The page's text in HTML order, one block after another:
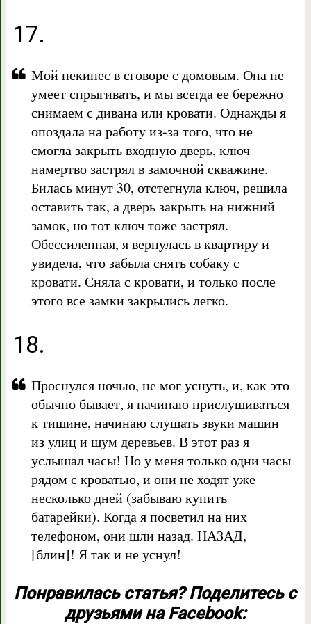
17.
Мой пекинес в сговоре с домовым. Она не
умеет спрыгивать, и мы всегда ее бережно
снимаем с дивана или кровати. Однажды я
опоздала на работу из-за того, что не
смогла закрыть входную дверь, ключ
намертво застрял в замочной скважине.
Билась минут 30, отстегнула ключ, решила
оставить так, а дверь закрыть на нижний
замок, но тот ключ тоже застрял.
Обессиленная, я вернулась в квартиру и
увидела, что забыла снять собаку с
кровати. Сняла с кровати, и только после
этого все замки закрылись легко.
18.
Проснулся ночью, не мог уснуть, и, как это
обычно бывает, я начинаю прислушиваться
к тишине, начинаю слушать звуки машин
из улиц и шум деревьев. В этот раз я
услышал часы! Но у меня только одни часы
рядом с кроватью, и они не ходят уже
несколько дней (забываю купить
батарейки). Когда я посветил на них
телефоном, они шли назад. НАЗАД,
[блин]! Я так и не уснул!
Понравилась статья? Поделитесь с
друзьями на Facebook: